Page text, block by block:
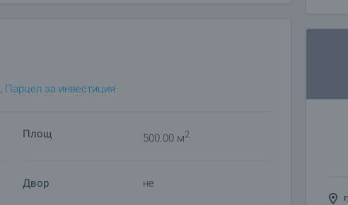
, Парцел за инвестиция
Площ 500.00 м2
Двор не